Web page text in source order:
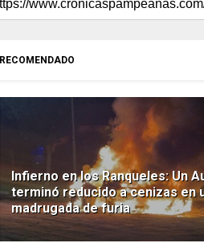
RECOMENDADO
Infierno en los Ranqueles: Un
terminó reducido a cenizas en
madrugada de furia